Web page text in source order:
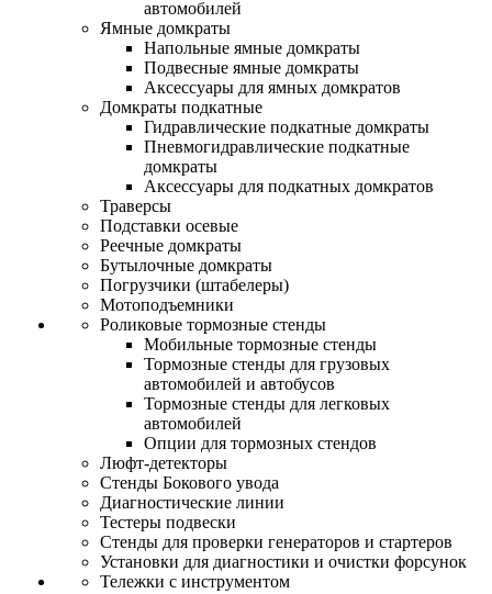
автомобилей
Ямные домкраты
Напольные ямные домкраты
Подвесные ямные домкраты
Аксессуары для ямных домкратов
Домкраты подкатные
Гидравлические подкатные домкраты
Пневмогидравлические подкатные
домкраты
Аксессуары для подкатных домкратов
Траверсы
Подставки осевые
Реечные домкраты
Бутылочные домкраты
Погрузчики (штабелеры)
Мотоподъемники
Роликовые тормозные стенды
Мобильные тормозные стенды
Тормозные стенды для грузовых
автомобилей и автобусов
Тормозные стенды для легковых
автомобилей
Опции для тормозных стендов
Люфт-детекторы
Стенды Бокового увода
Диагностические линии
Тестеры подвески
Стенды для проверки генераторов и стартеров
Установки для диагностики и очистки форсунок
Тележки с инструментом